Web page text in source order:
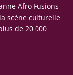
Afro Fusions
scène culturelle
de 20 000